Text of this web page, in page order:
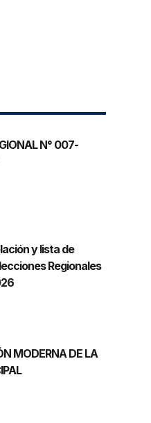
N° 007-
y lista de
Regionales
MODERNA DE LA